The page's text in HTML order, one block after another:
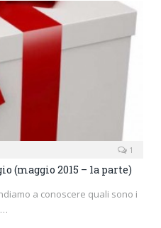
1
2015 – 1a parte)
a conoscere quali sono i